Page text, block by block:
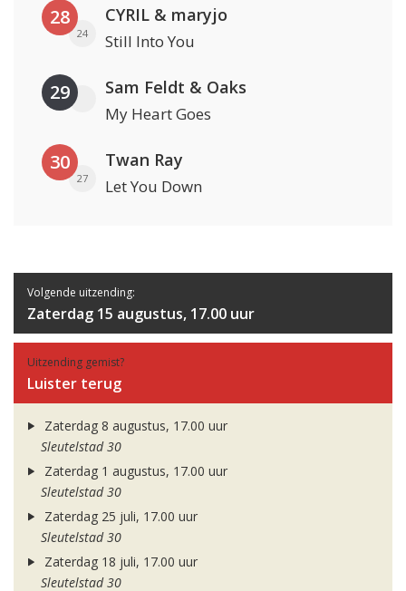
28
24
CYRIL & maryjo
Still Into You
29 Sam Feldt & Oaks
My Heart Goes
30
27
Twan Ray
Let You Down
Volgende uitzending:
Zaterdag 15 augustus, 17.00 uur
Uitzending gemist?
Luister terug
Zaterdag 8 augustus, 17.00 uur
Sleutelstad 30
Zaterdag 1 augustus, 17.00 uur
Sleutelstad 30
Zaterdag 25 juli, 17.00 uur
Sleutelstad 30
Zaterdag 18 juli, 17.00 uur
Sleutelstad 30